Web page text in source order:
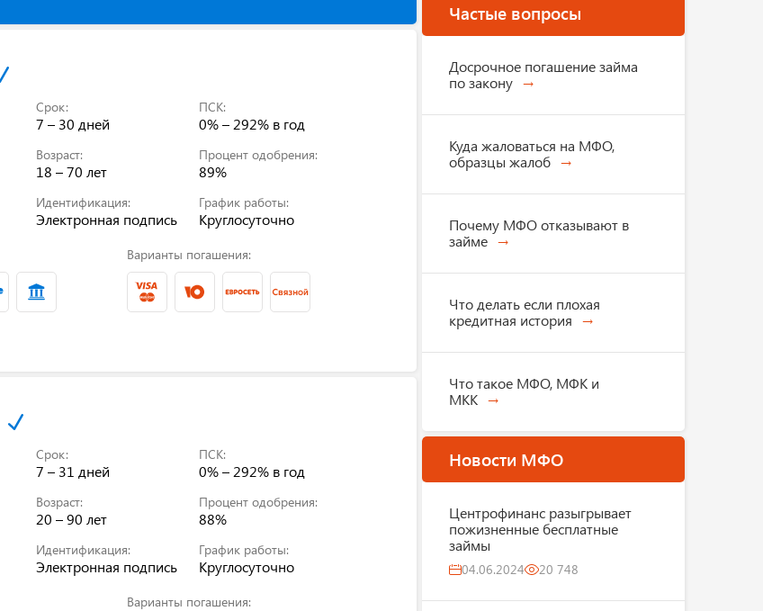
Срок:
7 – 30 дней
ПСК:
0% – 292% в год
Возраст:
18 – 70 лет
Процент одобрения:
89%
Идентификация:
Электронная подпись
График работы:
Круглосуточно
Варианты погашения:
Срок:
7 – 31 дней
ПСК:
0% – 292% в год
Возраст:
20 – 90 лет
Процент одобрения:
88%
Идентификация:
Электронная подпись
График работы:
Круглосуточно
Варианты погашения:
Частые вопросы
Досрочное погашение займа
по закону
Куда жаловаться на МФО,
образцы жалоб
Почему МФО отказывают в
займе
Что делать если плохая
кредитная история
Что такое МФО, МФК и
МКК
Новости МФО
Центрофинанс разыгрывает
пожизненные бесплатные
займы
04.06.2024 20 748